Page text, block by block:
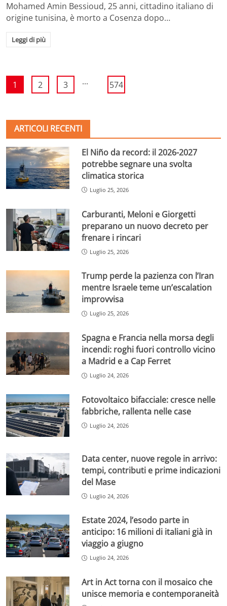
Mohamed Amin Bessioud, 25 anni, cittadino italiano di
origine tunisina, è morto a Cosenza dopo…
Leggi di più
1 2 3 ... 574
ARTICOLI RECENTI
El Niño da record: il 2026-2027
potrebbe segnare una svolta
climatica storica
Luglio 25, 2026
Carburanti, Meloni e Giorgetti
preparano un nuovo decreto per
frenare i rincari
Luglio 25, 2026
Trump perde la pazienza con l’Iran
mentre Israele teme un’escalation
improvvisa
Luglio 25, 2026
Spagna e Francia nella morsa degli
incendi: roghi fuori controllo vicino
a Madrid e a Cap Ferret
Luglio 24, 2026
Fotovoltaico bifacciale: cresce nelle
fabbriche, rallenta nelle case
Luglio 24, 2026
Data center, nuove regole in arrivo:
tempi, contributi e prime indicazioni
del Mase
Luglio 24, 2026
Estate 2024, l’esodo parte in
anticipo: 16 milioni di italiani già in
viaggio a giugno
Luglio 24, 2026
Art in Act torna con il mosaico che
unisce memoria e contemporaneità